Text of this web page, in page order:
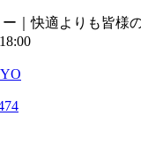
｜快適よりも皆様